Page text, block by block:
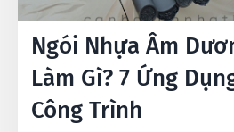
Ngói Nhựa Âm
Làm Gì? 7 Ứng
Công Trình